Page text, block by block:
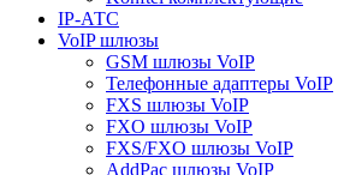
IP-АТС
VoIP шлюзы
GSM шлюзы VoIP
Телефонные адаптеры VoIP
FXS шлюзы VoIP
FXO шлюзы VoIP
FXS/FXO шлюзы VoIP
AddPac шлюзы VoIP